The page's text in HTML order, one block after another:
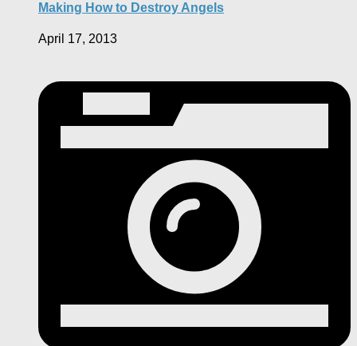
Making How to Destroy Angels
April 17, 2013